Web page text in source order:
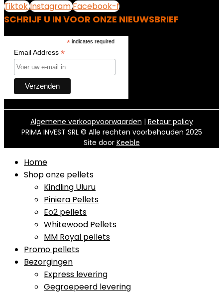
TiktokInstagramFacebook-f
SCHRIJF U IN VOOR ONZE NIEUWSBRIEF
*indicates required
Email Address *
Algemene verkoopvoorwaarden | Retour policy
PRIMA INVEST SRL © Alle rechten voorbehouden 2025
Site door Keeble
Home
Shop onze pellets
Kindling Uluru
Piniera Pellets
Eo2 pellets
Whitewood Pellets
MM Royal pellets
Promo pellets
Bezorgingen
Express levering
Gegroepeerd levering